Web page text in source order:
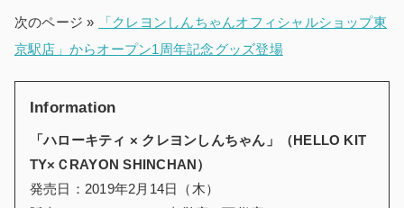
次のページ »
「クレヨンしんちゃんオフィシャルショップ東
京駅店」からオープン1周年記念グッズ登場
Information
「ハローキティ × クレヨンしんちゃん」（HELLO KIT
TY×ＣRAYON SHINCHAN）
発売日：2019年2月14日（木）